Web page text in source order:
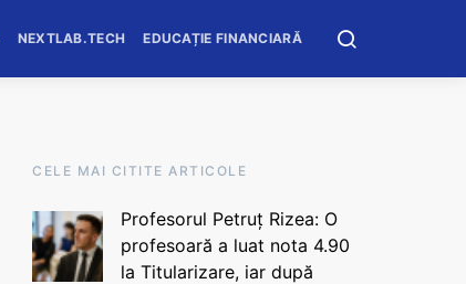
NEXTLAB.TECH EDUCAȚIE FINANCIARĂ
CELE MAI CITITE ARTICOLE
Profesorul Petruț Rizea: O
profesoară a luat nota 4.90
la Titularizare, iar după